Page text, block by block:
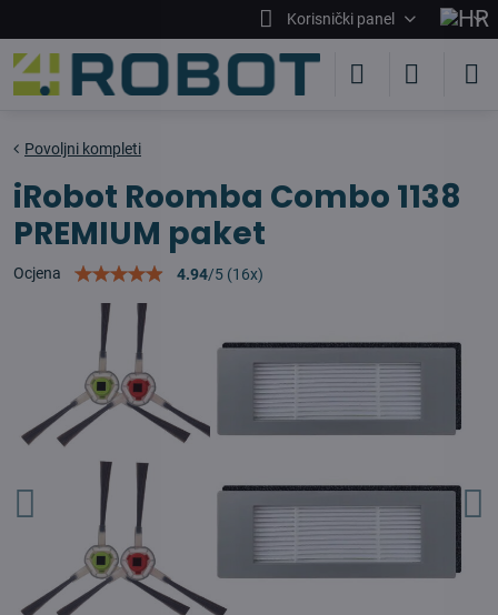
Korisnički panel
Povoljni kompleti
iRobot Roomba Combo 1138
PREMIUM paket
Ocjena 4.94/5 (16x)